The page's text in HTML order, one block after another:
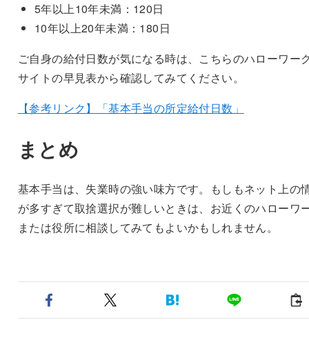
5年以上10年未満：120日
10年以上20年未満：180日
ご自身の給付日数が気になる時は、こちらのハローワー
サイトの早見表から確認してみてください。
【参考リンク】「基本手当の所定給付日数」
まとめ
基本手当は、失業時の強い味方です。もしもネット上の
が多すぎて取捨選択が難しいときは、お近くのハローワ
または役所に相談してみてもよいかもしれません。